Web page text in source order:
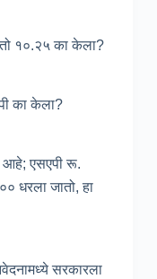
तो १०.२५ का केला?
का केला?
आहे; एसएपी रू.
धरला जातो, हा
सरकारला